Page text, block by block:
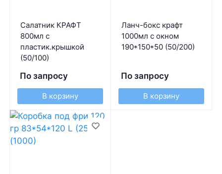
Салатник КРАФТ
800мл с
пластик.крышкой
(50/100)
По запросу
В корзину
Ланч-бокс крафт
1000мл с окном
190*150*50 (50/200)
По запросу
В корзину